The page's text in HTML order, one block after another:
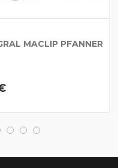
MACLIP PFANNER